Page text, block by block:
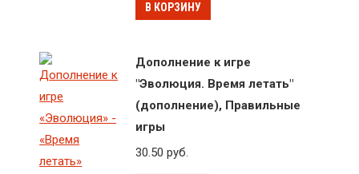
В КОРЗИНУ
Дополнение к игре
"Эволюция. Время летать"
(дополнение), Правильные
игры
30.50руб.